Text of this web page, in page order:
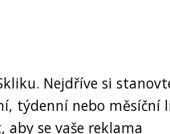
Nejdříve si
týdenní nebo měsíční
se vaše reklama